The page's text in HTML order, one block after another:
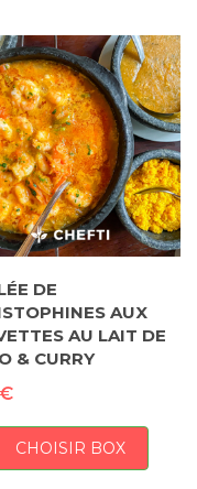
DE
AUX
AU LAIT DE
& CURRY
€
CHOISIR BOX